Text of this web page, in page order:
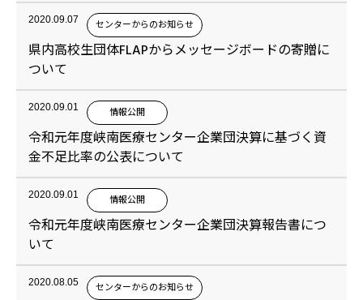
2020.09.07 センターからのお知らせ
県内高校生団体FLAPからメッセージボードの寄贈に
ついて
2020.09.01 情報公開
令和元年度峡南医療センター企業団決算に基づく資
金不足比率の公表について
2020.09.01 情報公開
令和元年度峡南医療センター企業団決算報告書につ
いて
2020.08.05 センターからのお知らせ